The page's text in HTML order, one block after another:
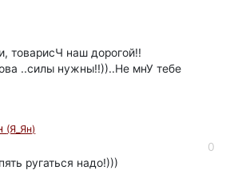
товарисЧ наш дорогой!!
..силы нужны!!))..Не мнУ тебе
(Я_Ян)
0
ругаться надо!)))